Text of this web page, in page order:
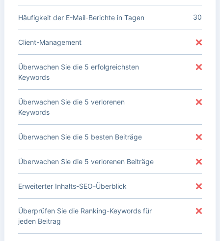
Häufigkeit der E-Mail-Berichte in Tagen 30
Client-Management
Überwachen Sie die 5 erfolgreichsten
Keywords
Überwachen Sie die 5 verlorenen
Keywords
Überwachen Sie die 5 besten Beiträge
Überwachen Sie die 5 verlorenen Beiträge
Erweiterter Inhalts-SEO-Überblick
Überprüfen Sie die Ranking-Keywords für
jeden Beitrag